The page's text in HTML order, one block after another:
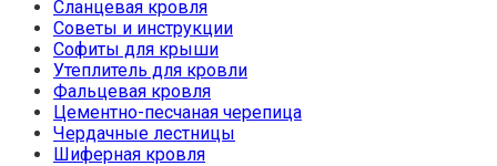
Сланцевая кровля
Советы и инструкции
Софиты для крыши
Утеплитель для кровли
Фальцевая кровля
Цементно-песчаная черепица
Чердачные лестницы
Шиферная кровля